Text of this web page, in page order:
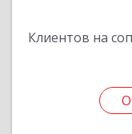
Клиентов на